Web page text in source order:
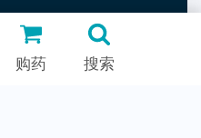
© 2026
购药 搜索